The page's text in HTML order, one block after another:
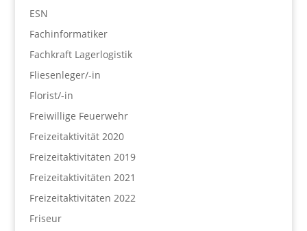
ESN
Fachinformatiker
Fachkraft Lagerlogistik
Fliesenleger/-in
Florist/-in
Freiwillige Feuerwehr
Freizeitaktivität 2020
Freizeitaktivitäten 2019
Freizeitaktivitäten 2021
Freizeitaktivitäten 2022
Friseur